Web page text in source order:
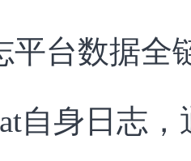
平台数据全
自身日志